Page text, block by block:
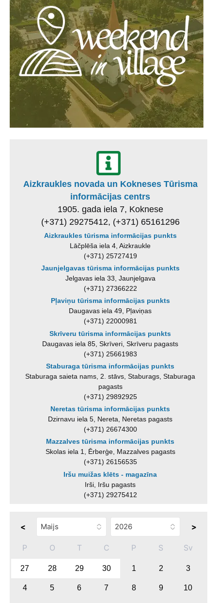
Aizkraukles novada un Kokneses Tūrisma
informācijas centrs
1905. gada iela 7, Koknese
(+371) 29275412, (+371) 65161296
Aizkraukles tūrisma informācijas punkts
Lāčplēša iela 4, Aizkraukle
(+371) 25727419
Jaunjelgavas tūrisma informācijas punkts
Jelgavas iela 33, Jaunjelgava
(+371) 27366222
Pļaviņu tūrisma informācijas punkts
Daugavas iela 49, Pļaviņas
(+371) 22000981
Skrīveru tūrisma informācijas punkts
Daugavas iela 85, Skrīveri, Skrīveru pagasts
(+371) 25661983
Staburaga tūrisma informācijas punkts
Staburaga saieta nams, 2. stāvs, Staburags, Staburaga
pagasts
(+371) 29892925
Neretas tūrisma informācijas punkts
Dzirnavu iela 5, Nereta, Neretas pagasts
(+371) 26674300
Mazzalves tūrisma informācijas punkts
Skolas iela 1, Ērberģe, Mazzalves pagasts
(+371) 26156535
Iršu muižas klēts - magazīna
Irši, Iršu pagasts
(+371) 29275412
< >
P O T C P S Sv
27 28 29 30 1 2 3
4 5 6 7 8 9 10